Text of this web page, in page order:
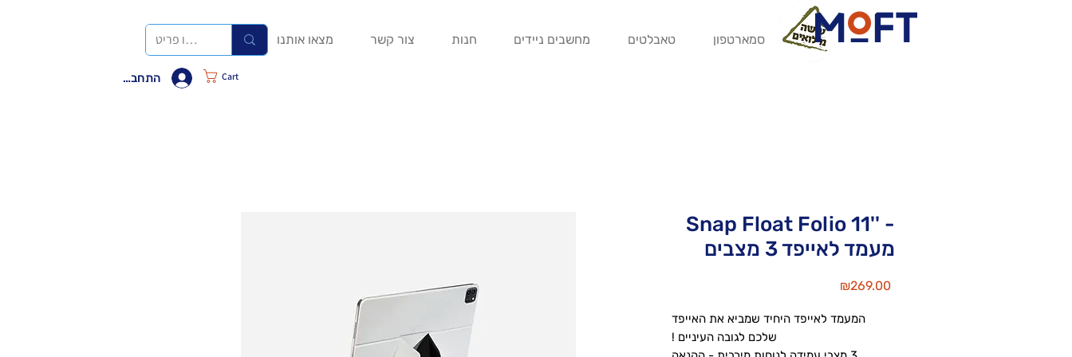
התחבר Cart
סמארטפון טאבלטים מחשבים ניידים חנות צור קשר מצאו אותנו
Snap Float Folio 11'' -
מעמד לאייפד 3 מצבים
₪269.00Price
המעמד לאייפד היחיד שמביא את האייפד
שלכם לגובה העיניים !